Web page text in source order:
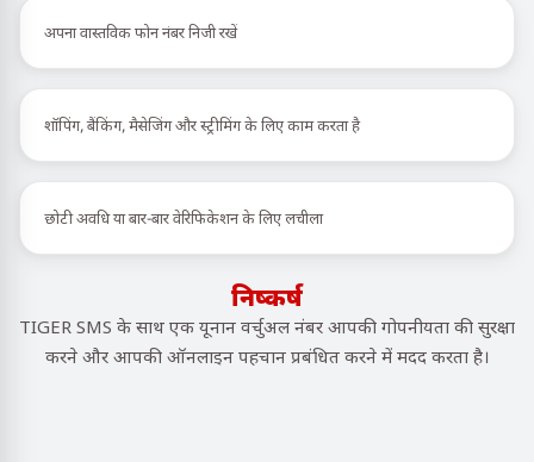
अपना वास्तविक फोन नंबर निजी रखें
शॉपिंग, बैंकिंग, मैसेजिंग और स्ट्रीमिंग के लिए काम करता है
छोटी अवधि या बार-बार वेरिफिकेशन के लिए लचीला
निष्कर्ष
TIGER SMS के साथ एक यूनान वर्चुअल नंबर आपकी गोपनीयता की सुरक्षा
करने और आपकी ऑनलाइन पहचान प्रबंधित करने में मदद करता है।